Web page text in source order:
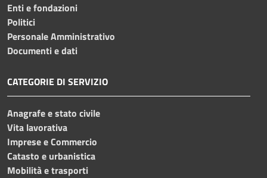
Enti e fondazioni
Politici
Personale Amministrativo
Documenti e dati
CATEGORIE DI SERVIZIO
Anagrafe e stato civile
Vita lavorativa
Imprese e Commercio
Catasto e urbanistica
Mobilità e trasporti